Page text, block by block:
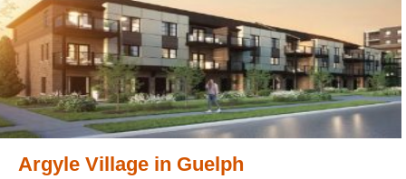
Argyle Village in Guelph